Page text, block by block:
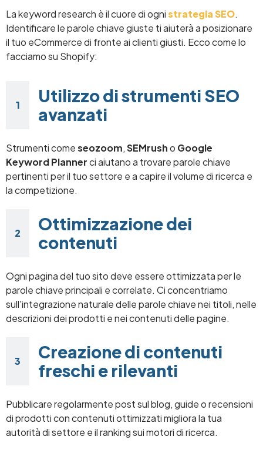
La keyword research è il cuore di ognistrategia SEO.
Identificare le parole chiave giuste ti aiuterà a posizionare
il tuo eCommerce di fronte ai clienti giusti. Ecco come lo
facciamo su Shopify:
Utilizzo di strumenti SEO
avanzati
Strumenti comeseozoom,SEMrusho Google
Keyword Plannerci aiutano a trovare parole chiave
pertinenti per il tuo settore e a capire il volume di ricerca e
la competizione.
Ottimizzazione dei
contenuti
Ogni pagina del tuo sito deve essere ottimizzata per le
parole chiave principali e correlate. Ci concentriamo
sull'integrazione naturale delle parole chiave nei titoli, nelle
descrizioni dei prodotti e nei contenuti delle pagine.
Creazione di contenuti
freschi e rilevanti
Pubblicare regolarmente post sul blog, guide o recensioni
di prodotti con contenuti ottimizzati migliora la tua
autorità di settore e il ranking sui motori di ricerca.